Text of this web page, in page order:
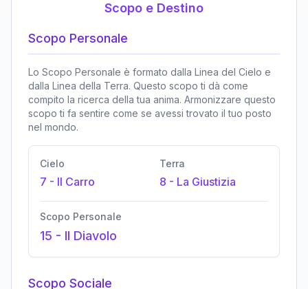
Scopo e Destino
Scopo Personale
Lo Scopo Personale è formato dalla Linea del Cielo e
dalla Linea della Terra. Questo scopo ti dà come
compito la ricerca della tua anima. Armonizzare questo
scopo ti fa sentire come se avessi trovato il tuo posto
nel mondo.
Cielo
7 - Il Carro
Terra
8 - La Giustizia
Scopo Personale
15 - Il Diavolo
Scopo Sociale